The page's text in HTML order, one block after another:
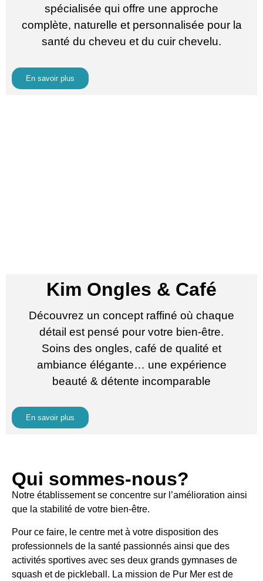
spécialisée qui offre une approche
complète, naturelle et personnalisée pour la
santé du cheveu et du cuir chevelu.
En savoir plus
Kim Ongles & Café
Découvrez un concept raffiné où chaque
détail est pensé pour votre bien-être.
Soins des ongles, café de qualité et
ambiance élégante… une expérience
beauté & détente incomparable
En savoir plus
Qui sommes-nous?
Notre établissement se concentre sur l’amélioration ainsi
que la stabilité de votre bien-être.
Pour ce faire, le centre met à votre disposition des
professionnels de la santé passionnés ainsi que des
activités sportives avec ses deux grands gymnases de
squash et de pickleball. La mission de Pur Mer est de